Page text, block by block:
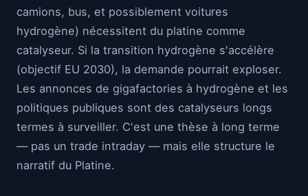
camions, bus, et possiblement voitures
hydrogène) nécessitent du platine comme
catalyseur. Si la transition hydrogène s'accélère
(objectif EU 2030), la demande pourrait exploser.
Les annonces de gigafactories à hydrogène et les
politiques publiques sont des catalyseurs longs
termes à surveiller. C'est une thèse à long terme
— pas un trade intraday — mais elle structure le
narratif du Platine.